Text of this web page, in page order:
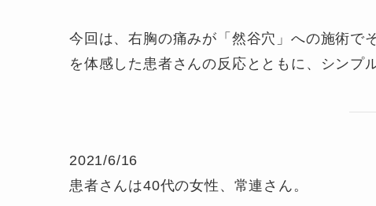
今回は、右胸の痛みが「然谷穴」への施術で
を体感した患者さんの反応とともに、シンプ
2021/6/16
患者さんは40代の女性、常連さん。